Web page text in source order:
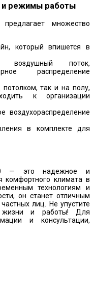
и режимы работы
предлагает множество
который впишется в
поток,
распределение
так и на полу,
к организации
воздухораспределение
в комплекте для
— это надежное и
комфортного климата в
технологиям и
он станет отличным
лиц. Не упустите
жизни и работы! Для
и консультации,